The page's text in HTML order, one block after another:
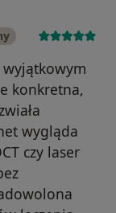
konkretna,
wygląda
czy laser